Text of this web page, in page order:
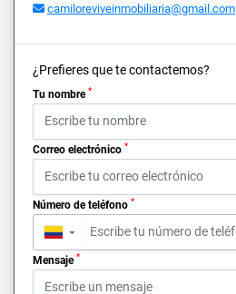
camiloreviveinmobiliaria@gmail.com
¿Prefieres que te contactemos?
Tu nombre *
Correo electrónico *
Número de teléfono *
▼
Mensaje *